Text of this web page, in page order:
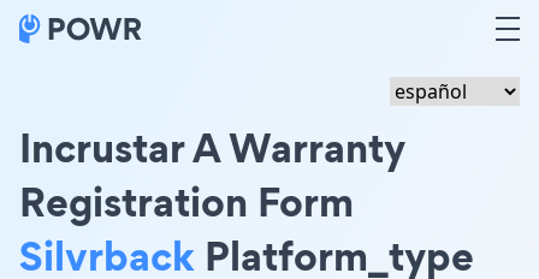
Incrustar A Warranty
Registration Form
Silvrback Platform_type